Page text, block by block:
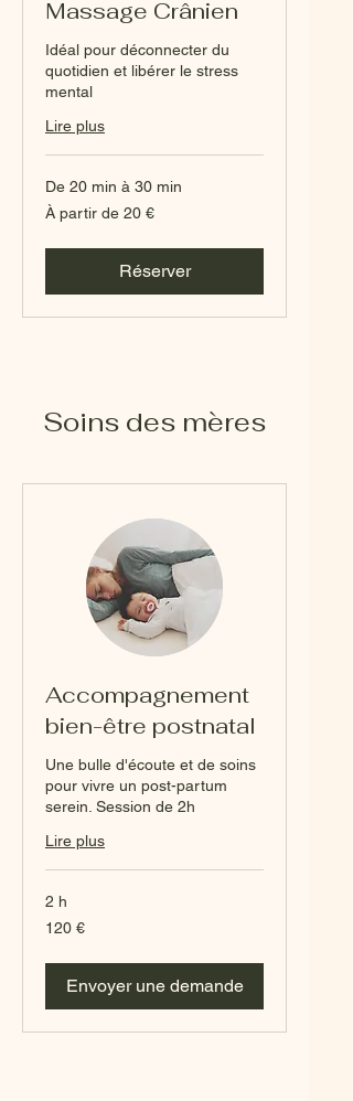
Massage Crânien
Idéal pour déconnecter du
quotidien et libérer le stress
mental
Lire plus
De 20 min à 30 min
À
partir
À partir de 20 €
Réserver
Soins des mères
Accompagnement
bien-être postnatal
Une bulle d'écoute et de soins
pour vivre un post-partum
serein. Session de 2h
Lire plus
2 h
120
euros
120 €
Envoyer une demande